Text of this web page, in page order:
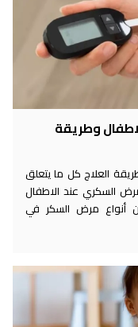
وطريقة
العلاج كل ما يتعلق
السكري عند الاطفال
أنواع مرض السكر في